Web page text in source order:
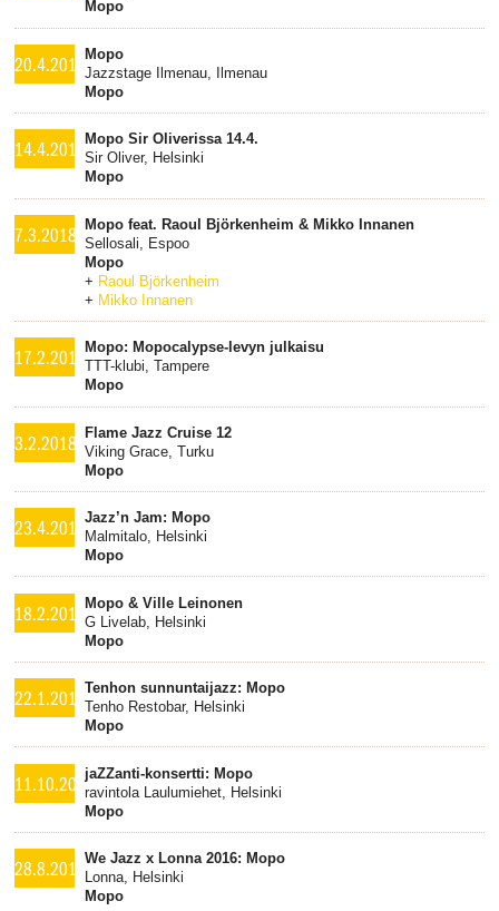
Mopo
20.4.2018Mopo
Jazzstage Ilmenau, Ilmenau
Mopo
14.4.2018Mopo Sir Oliverissa 14.4.
Sir Oliver, Helsinki
Mopo
7.3.2018
Mopo feat. Raoul Björkenheim & Mikko Innanen
Sellosali, Espoo
Mopo
+ Raoul Björkenheim
+ Mikko Innanen
17.2.2018Mopo: Mopocalypse-levyn julkaisu
TTT-klubi, Tampere
Mopo
3.2.2018
Flame Jazz Cruise 12
Viking Grace, Turku
Mopo
23.4.2017Jazz’n Jam: Mopo
Malmitalo, Helsinki
Mopo
18.2.2017Mopo & Ville Leinonen
G Livelab, Helsinki
Mopo
22.1.2017Tenhon sunnuntaijazz: Mopo
Tenho Restobar, Helsinki
Mopo
11.10.2016jaZZanti-konsertti: Mopo
ravintola Laulumiehet, Helsinki
Mopo
28.8.2016
We Jazz x Lonna 2016: Mopo
Lonna, Helsinki
Mopo